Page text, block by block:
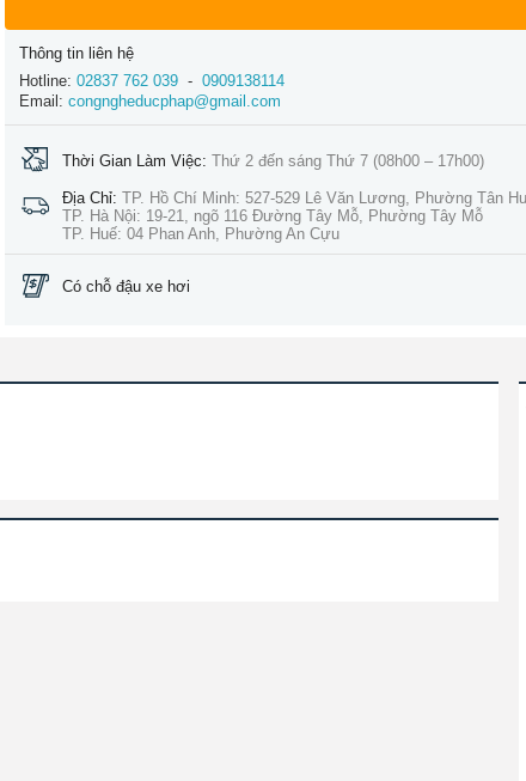
Thông tin liên hệ
Hotline: 02837 762 039 - 0909138114
Email: congngheducphap@gmail.com
Thời Gian Làm Việc: Thứ 2 đến sáng Thứ 7 (08h00 – 17h00)
Địa Chỉ: TP. Hồ Chí Minh: 527-529 Lê Văn Lương, Phường Tân
TP. Hà Nội: 19-21, ngõ 116 Đường Tây Mỗ, Phường Tây Mỗ
TP. Huế: 04 Phan Anh, Phường An Cựu
Có chỗ đậu xe hơi